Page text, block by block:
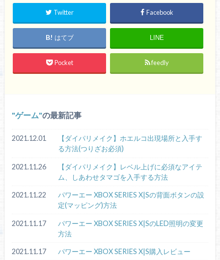
Twitter Facebook
はてブ LINE
Pocket feedly
ゲーム の最新記事
2021.12.01
【ダイパリメイク】ホエルコ出現場所と入手す
る方法(つりざお必須)
2021.11.26
【ダイパリメイク】レベル上げに必須なアイテ
ム、しあわせタマゴを入手する方法
2021.11.22
パワーエー XBOX SERIES X|Sの背面ボタンの設
定(マッピング)方法
2021.11.17
パワーエー XBOX SERIES X|SのLED照明の変更
方法
2021.11.17 パワーエー XBOX SERIES X|S購入レビュー